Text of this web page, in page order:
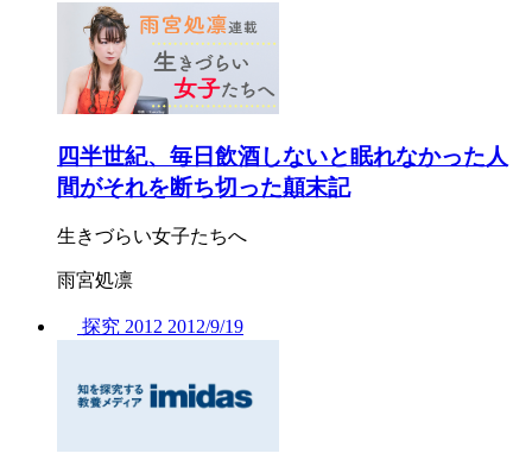
四半世紀、毎日飲酒しないと眠れなかった人
間がそれを断ち切った顛末記
生きづらい女子たちへ
雨宮処凛
探究 2012 2012/9/19